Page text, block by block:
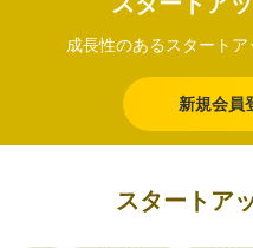
成長性のあるスタート
新規会員
スタートア